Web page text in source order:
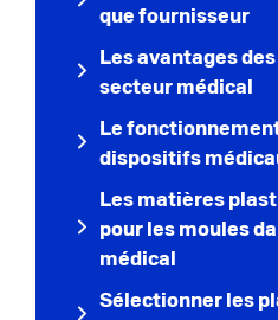
que fournisseur
Les avantages
secteur médical
Le
dispositifs
Les matières
pour les moules
médical
Sélectionner les